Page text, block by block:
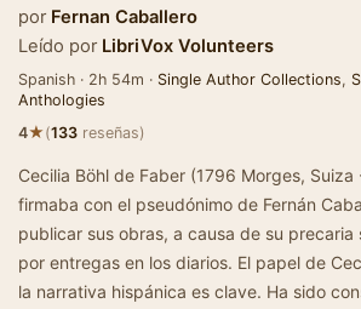
por Fernan Caballero
Leído por LibriVox Volunteers
Spanish · 2h 54m · Single Author Collections,
Anthologies
4★(133 reseñas)
Cecilia Böhl de Faber (1796 Morges,
firmaba con el pseudónimo de Fernán
publicar sus obras, a causa de su precaria
por entregas en los diarios. El papel de
la narrativa hispánica es clave. Ha sido